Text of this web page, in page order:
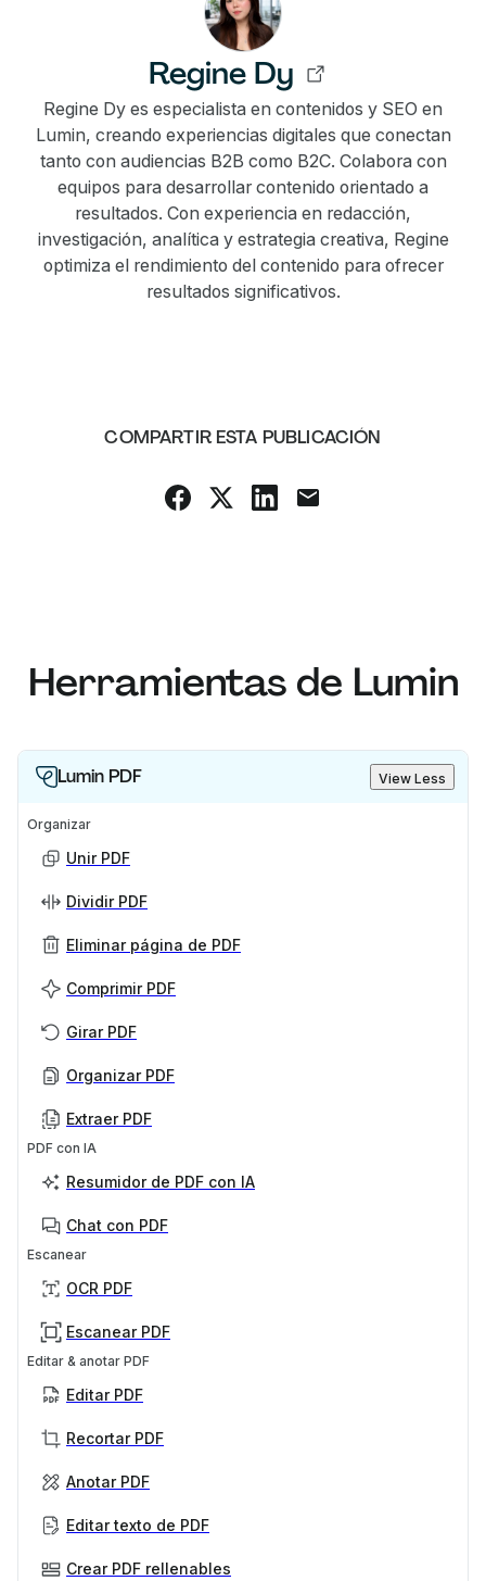
Regine Dy
Regine Dy es especialista en contenidos y SEO en
Lumin, creando experiencias digitales que conectan
tanto con audiencias B2B como B2C. Colabora con
equipos para desarrollar contenido orientado a
resultados. Con experiencia en redacción,
investigación, analítica y estrategia creativa, Regine
optimiza el rendimiento del contenido para ofrecer
resultados significativos.
COMPARTIR ESTA PUBLICACIÓN
Herramientas de Lumin
Lumin PDF View Less
Organizar
Unir PDF
Dividir PDF
Eliminar página de PDF
Comprimir PDF
Girar PDF
Organizar PDF
Extraer PDF
PDF con IA
Resumidor de PDF con IA
Chat con PDF
Escanear
OCR PDF
Escanear PDF
Editar & anotar PDF
Editar PDF
Recortar PDF
Anotar PDF
Editar texto de PDF
Crear PDF rellenables